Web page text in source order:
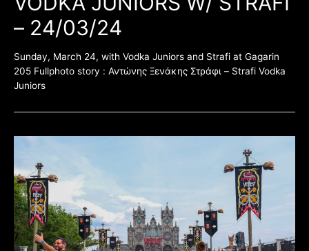
– 24/03/24
Sunday, March 24, with Vodka Juniors and Strafi at Gagarin
205 Fullphoto story : Αντώνης Ξενάκης Στράφι – Strafi Vodka
Juniors
HELLFEST
AIR
2023
–
Review